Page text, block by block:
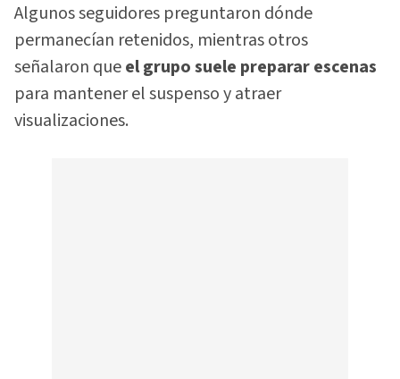
Algunos seguidores preguntaron dónde
permanecían retenidos, mientras otros
señalaron queel grupo suele preparar escenas
para mantener el suspenso y atraer
visualizaciones.